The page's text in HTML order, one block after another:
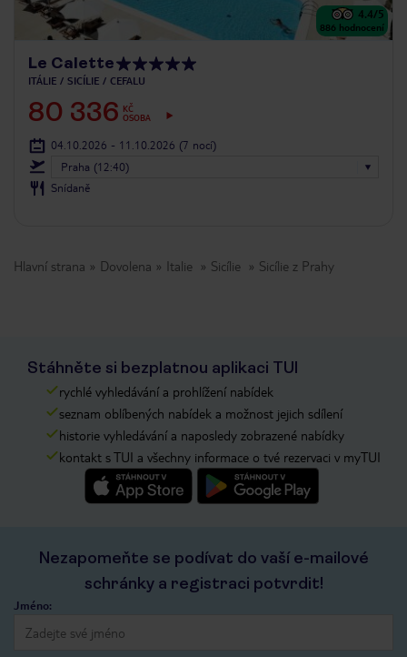
4.4/5
886 hodnocení
Le Calette
ITÁLIE SICÍLIE CEFALU
80 336
KČ
OSOBA
04.10.2026 - 11.10.2026 (7 nocí)
Praha (12:40)
Snídaně
Hlavní strana Dovolena Italie Sicílie Sicílie z Prahy
Stáhněte si bezplatnou aplikaci TUI
rychlé vyhledávání a prohlížení nabídek
seznam oblíbených nabídek a možnost jejich sdílení
historie vyhledávání a naposledy zobrazené nabídky
kontakt s TUI a všechny informace o tvé rezervaci v myTUI
Nezapomeňte se podívat do vaší e-mailové
schránky a registraci potvrdit!
Jméno: